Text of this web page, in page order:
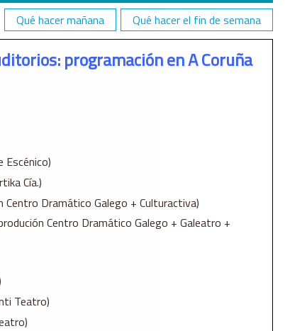
Qué hacer mañana Qué hacer el fin de semana
programación en A Coruña
Cía.)
Dramático Galego + Culturactiva)
Centro Dramático Galego + Galeatro +
Teatro)